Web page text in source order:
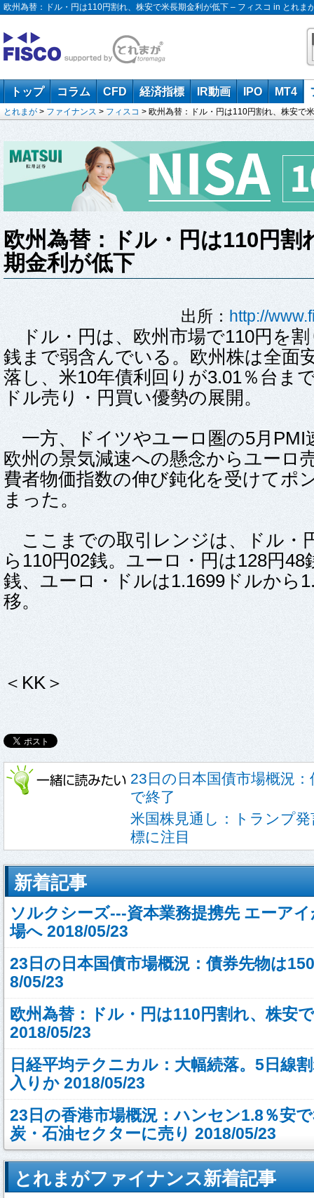
欧州為替：ドル・円は110円割れ、株安で米長期金利が低下 – フィスコ in とれま
トップ コラム CFD 経済指標 IR動画 IPO MT4
とれまが > ファイナンス > フィスコ > 欧州為替：ドル・円は110円割れ、株安で
欧州為替：ドル・円は110円割
期金利が低下
出所： http://
ドル・円は、欧州市場で110円を割
銭まで弱含んでいる。欧州株は全面
落し、米10年債利回りが3.01％台ま
ドル売り・円買い優勢の展開。
一方、ドイツやユーロ圏の5月PMI
欧州の景気減速への懸念からユーロ
費者物価指数の伸び鈍化を受けてポ
まった。
ここまでの取引レンジは、ドル・
ら110円02銭。ユーロ・円は128円48
銭、ユーロ・ドルは1.1699ドルから
移。
＜KK＞
23日の日本国債市場概況
で終了
米国株見通し：トランプ
標に注目
新着記事
ソルクシーズ---資本業務提携先 エーア
場へ 2018/05/23
23日の日本国債市場概況：債券先物は
8/05/23
欧州為替：ドル・円は110円割れ、株安
2018/05/23
日経平均テクニカル：大幅続落。5日線
入りか 2018/05/23
23日の香港市場概況：ハンセン1.8％安
炭・石油セクターに売り 2018/05/23
とれまがファイナンス新着記事